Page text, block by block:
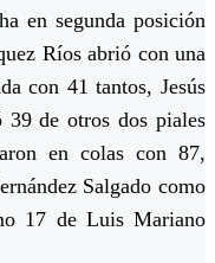
en segunda posición
Ríos abrió con una
con 41 tantos, Jesús
de otros dos piales
en colas con 87,
Salgado como
17 de Luis Mariano